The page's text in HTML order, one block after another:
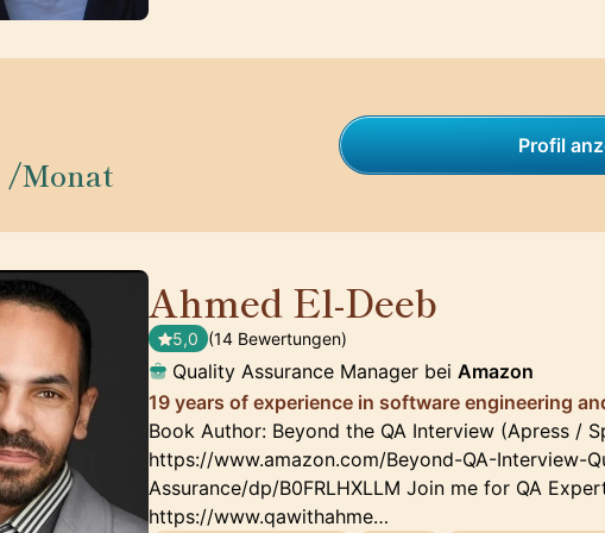
/Monat
Profil
Ahmed El-Deeb
5,0 (14 Bewertungen)
Quality Assurance Manager bei Amazon
19 years of experience in software engineering
Book Author: Beyond the QA Interview (Apress /
https://www.amazon.com/Beyond-QA-Interview-
Assurance/dp/B0FRLHXLLM Join me for QA
https://www.qawithahme…